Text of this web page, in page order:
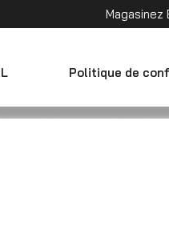
Politique de